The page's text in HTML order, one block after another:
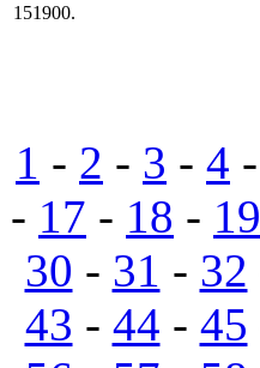
151900.
1 - 2 - 3 - 4 -
- 17 - 18 - 19
30 - 31 - 32
43 - 44 - 45